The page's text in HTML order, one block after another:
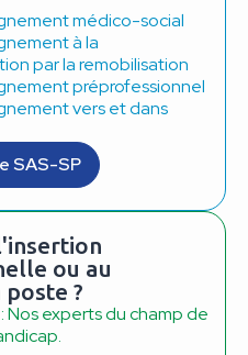
médico-social
à la
par la remobilisation
préprofessionnel
vers et dans
SAS-SP
ou au
?
: Nos experts du champ de